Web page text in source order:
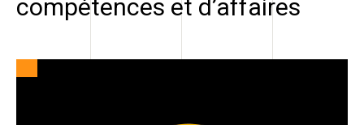
compétences et d’affaires